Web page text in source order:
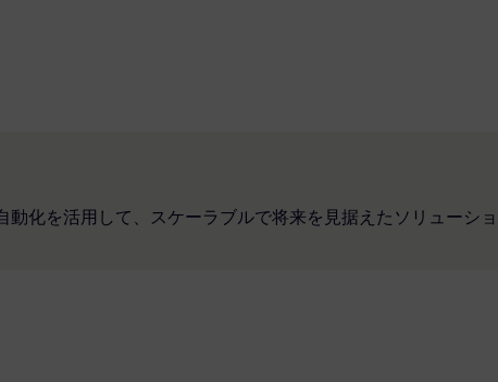
化を活用して、スケーラブルで将来を見据えたソリューショ